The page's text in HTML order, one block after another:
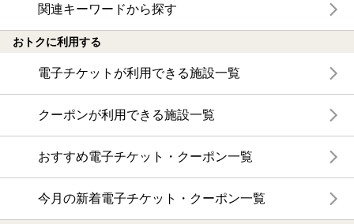
関連キーワードから探す
おトクに利用する
電子チケットが利用できる施設一覧
クーポンが利用できる施設一覧
おすすめ電子チケット・クーポン一覧
今月の新着電子チケット・クーポン一覧